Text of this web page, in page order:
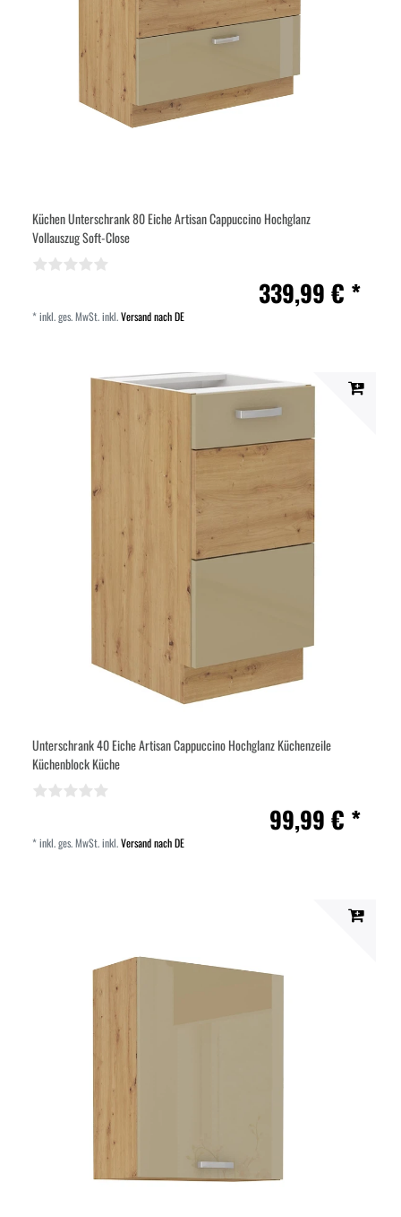
Küchen Unterschrank 80 Eiche Artisan Cappuccino Hochglanz
Vollauszug Soft-Close
339,99 € *
*inkl. ges. MwSt.inkl.Versand nach DE
Unterschrank 40 Eiche Artisan Cappuccino Hochglanz Küchenzeile
Küchenblock Küche
99,99 € *
*inkl. ges. MwSt.inkl.Versand nach DE